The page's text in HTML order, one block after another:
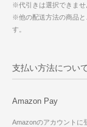
※代引きは選択できませ
※他の配送方法の商品と
す。
支払い方法について
Amazon Pay
Amazonのアカウントに